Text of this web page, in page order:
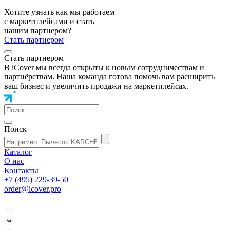
Хотите узнать как мы работаем
с маркетплейсами и стать
нашим партнером?
Стать партнером
Стать партнером
В iCover мы всегда открыты к новым сотрудничествам и
партнёрствам. Наша команда готова помочь вам расширить
ваш бизнес и увеличить продажи на маркетплейсах.
Поиск
Каталог
О нас
Контакты
+7 (495) 229-39-50
order@icover.pro